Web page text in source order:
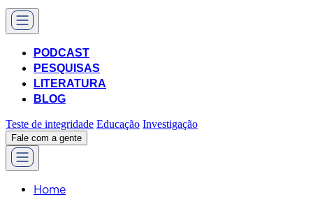
PODCAST
PESQUISAS
LITERATURA
BLOG
Teste de integridade Educação Investigação
Fale com a gente
Home